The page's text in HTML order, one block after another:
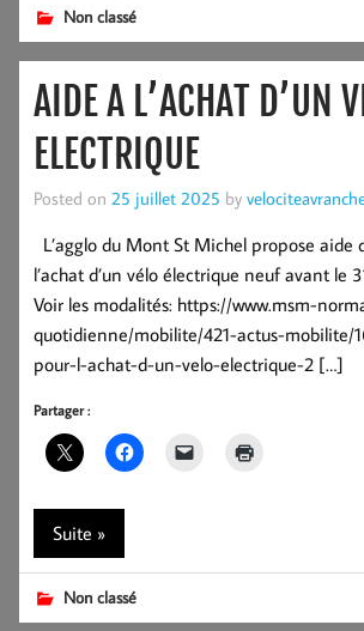
Non classé
AIDE A L’ACHAT D’UN
ELECTRIQUE
Posted on 25 juillet 2025 by
L’agglo du Mont St Michel propose aide
l’achat d’un vélo électrique neuf avant le
Voir les modalités: https://www.msm-
quotidienne/mobilite/421-actus-mobilite/
pour-l-achat-d-un-velo-electrique-2 […]
Partager :
Suite »
Non classé